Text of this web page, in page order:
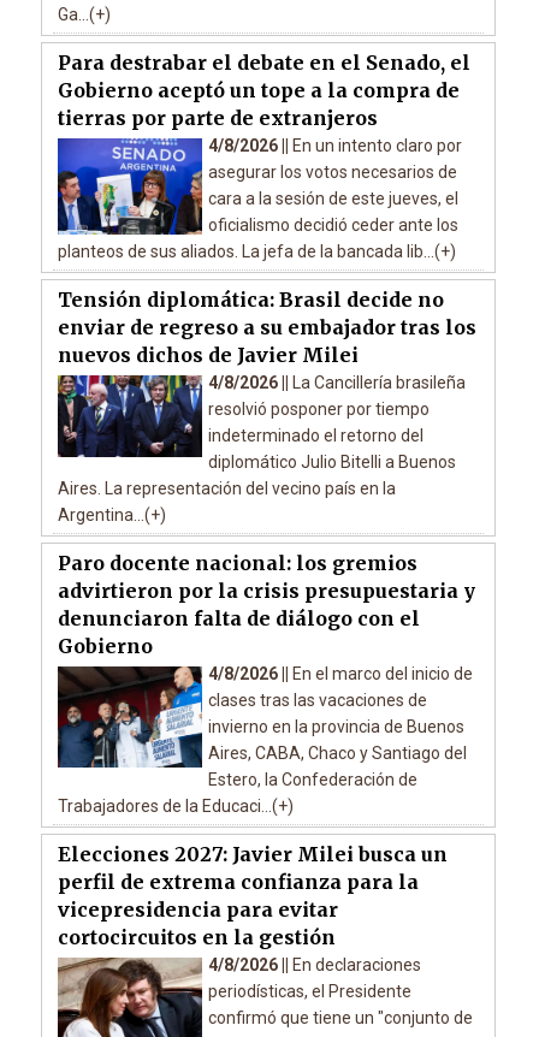
Ga...(+)
Para destrabar el debate en el Senado, el
Gobierno aceptó un tope a la compra de
tierras por parte de extranjeros
4/8/2026 ||
En un intento claro por
asegurar los votos necesarios de
cara a la sesión de este jueves, el
oficialismo decidió ceder ante los
planteos de sus aliados. La jefa de la bancada lib...(+)
Tensión diplomática: Brasil decide no
enviar de regreso a su embajador tras los
nuevos dichos de Javier Milei
4/8/2026 ||
La Cancillería brasileña
resolvió posponer por tiempo
indeterminado el retorno del
diplomático Julio Bitelli a Buenos
Aires. La representación del vecino país en la
Argentina...(+)
Paro docente nacional: los gremios
advirtieron por la crisis presupuestaria y
denunciaron falta de diálogo con el
Gobierno
4/8/2026 ||
En el marco del inicio de
clases tras las vacaciones de
invierno en la provincia de Buenos
Aires, CABA, Chaco y Santiago del
Estero, la Confederación de
Trabajadores de la Educaci...(+)
Elecciones 2027: Javier Milei busca un
perfil de extrema confianza para la
vicepresidencia para evitar
cortocircuitos en la gestión
4/8/2026 ||
En declaraciones
periodísticas, el Presidente
confirmó que tiene un "conjunto de